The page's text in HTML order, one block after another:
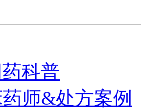
科普
师&处方案例